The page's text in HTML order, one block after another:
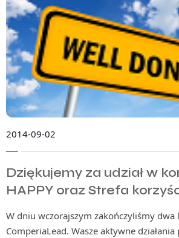
2014-09-02
Dziękujemy za udział w
HAPPY oraz Strefa
W dniu wczorajszym zakończyliśmy
ComperiaLead. Wasze aktywne